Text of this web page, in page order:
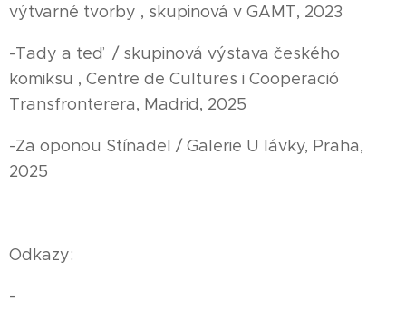
výtvarné tvorby , skupinová v GAMT, 2023
-Tady a teď / skupinová výstava českého
komiksu , Centre de Cultures i Cooperació
Transfronterera, Madrid, 2025
-Za oponou Stínadel / Galerie U lávky, Praha,
2025
Odkazy:
-